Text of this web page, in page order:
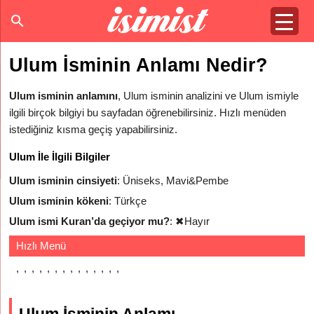
Ulum İsminin Anlamı Nedir?
Ulum isminin anlamını, Ulum isminin analizini ve Ulum ismiyle
ilgili birçok bilgiyi bu sayfadan öğrenebilirsiniz. Hızlı menüden
istediğiniz kısma geçiş yapabilirsiniz.
Ulum İle İlgili Bilgiler
Ulum isminin cinsiyeti: Üniseks, Mavi&Pembe
Ulum isminin kökeni: Türkçe
Ulum ismi Kuran’da geçiyor mu?: ✖Hayır
Hızlı Menü